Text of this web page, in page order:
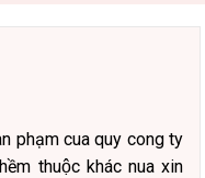
phạm cua quy cong ty
thuộc khác nua xin